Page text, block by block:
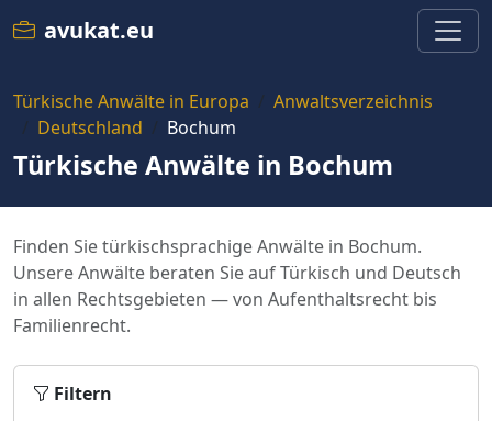
avukat.eu
Türkische Anwälte in Europa
Anwaltsverzeichnis
Deutschland
Bochum
Türkische Anwälte in Bochum
Finden Sie türkischsprachige Anwälte in Bochum.
Unsere Anwälte beraten Sie auf Türkisch und Deutsch
in allen Rechtsgebieten — von Aufenthaltsrecht bis
Familienrecht.
Filtern